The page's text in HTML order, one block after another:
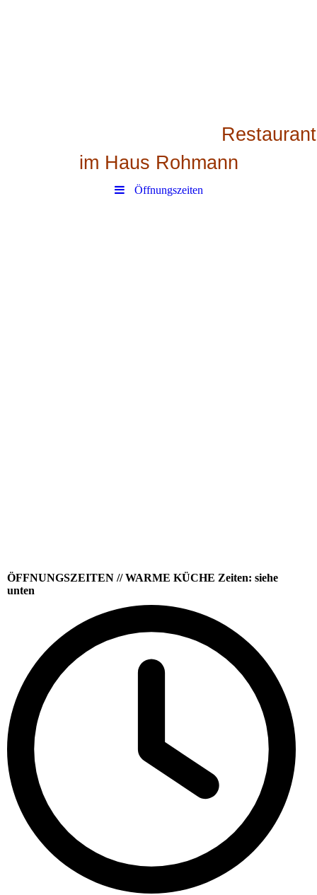
Restaurant
im Haus Rohmann
Öffnungszeiten
ÖFFNUNGSZEITEN // WARME KÜCHE Zeiten: siehe
unten